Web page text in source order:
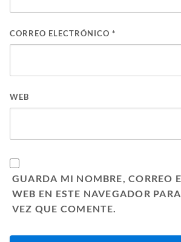
CORREO ELECTRÓNICO *
WEB
GUARDA MI NOMBRE, CORREO
WEB EN ESTE NAVEGADOR
VEZ QUE COMENTE.